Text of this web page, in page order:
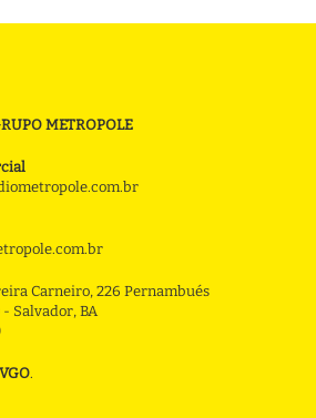
METROPOLE
Carneiro, 226 Pernambués
- Salvador, BA
.